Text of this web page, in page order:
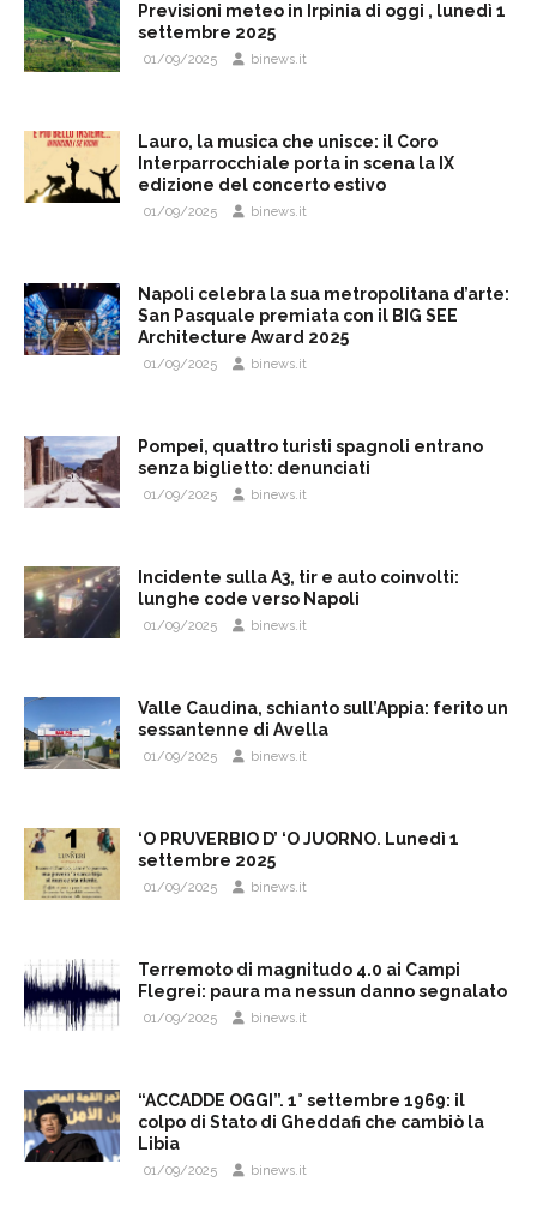
Previsioni meteo in Irpinia di oggi , lunedì 1
settembre 2025
01/09/2025 binews.it
Lauro, la musica che unisce: il Coro
Interparrocchiale porta in scena la IX
edizione del concerto estivo
01/09/2025 binews.it
Napoli celebra la sua metropolitana d’arte:
San Pasquale premiata con il BIG SEE
Architecture Award 2025
01/09/2025 binews.it
Pompei, quattro turisti spagnoli entrano
senza biglietto: denunciati
01/09/2025 binews.it
Incidente sulla A3, tir e auto coinvolti:
lunghe code verso Napoli
01/09/2025 binews.it
Valle Caudina, schianto sull’Appia: ferito un
sessantenne di Avella
01/09/2025 binews.it
‘O PRUVERBIO D’ ‘O JUORNO. Lunedì 1
settembre 2025
01/09/2025 binews.it
Terremoto di magnitudo 4.0 ai Campi
Flegrei: paura ma nessun danno segnalato
01/09/2025 binews.it
“ACCADDE OGGI”. 1° settembre 1969: il
colpo di Stato di Gheddafi che cambiò la
Libia
01/09/2025 binews.it